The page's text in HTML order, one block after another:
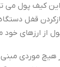
این کیف پول می
قفل
از ارزهای خود
هیچ موردی